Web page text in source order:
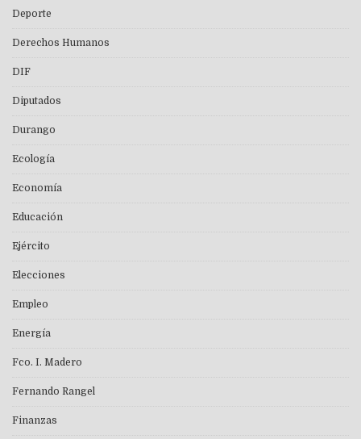
Deporte
Derechos Humanos
DIF
Diputados
Durango
Ecología
Economía
Educación
Ejército
Elecciones
Empleo
Energía
Fco. I. Madero
Fernando Rangel
Finanzas